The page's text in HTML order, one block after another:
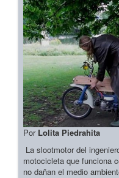
Por Lolita Piedrahita
La slootmotor del
motocicleta que funciona
no dañan el medio